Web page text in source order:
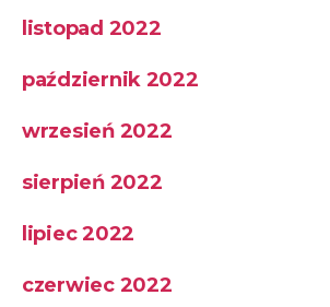
listopad 2022
październik 2022
wrzesień 2022
sierpień 2022
lipiec 2022
czerwiec 2022